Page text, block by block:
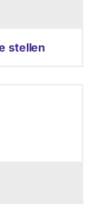
stellen